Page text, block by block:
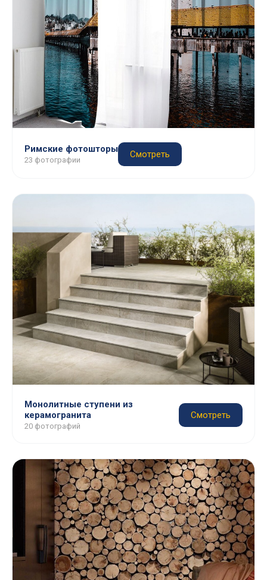
Римские фотошторы
23 фотографии
Смотреть
Монолитные ступени из
керамогранита
20 фотографий
Смотреть